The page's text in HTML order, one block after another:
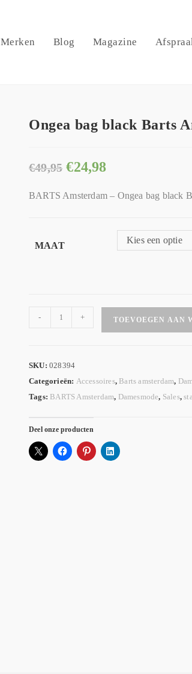
Merken Blog Magazine
Ongea bag black Barts
€49,95 €24,98
BARTS Amsterdam – Ongea bag black
MAAT
Kies een optie
- + TOEVOEGEN AAN
SKU: 028394
Categorieën: Accessoires, Barts amsterdam,
Tags: BARTS Amsterdam, Damesmode, Sales,
Deel onze producten